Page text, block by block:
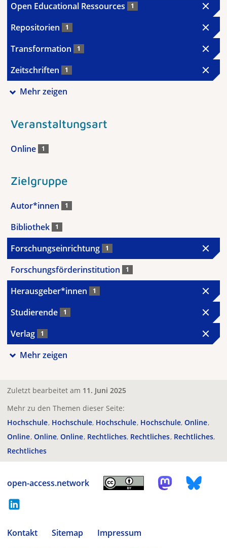
Open Educational Ressources 1
Repositorien 1
Transformation 1
Zeitschriften 1
Mehr zeigen
Veranstaltungsart
Online 1
Zielgruppe
Autor*innen 1
Bibliothek 1
Forschungseinrichtung 1
Forschungsförderinstitution 1
Herausgeber*innen 1
Studierende 1
Verlag 1
Mehr zeigen
Zuletzt bearbeitet am 11. Juni 2025
Mehr zu den Themen dieser Seite:
Hochschule Hochschule Hochschule Hochschule Online
Online Online Online Rechtliches Rechtliches Rechtliches
Rechtliches
open-access.network
Kontakt Sitemap
Impressum